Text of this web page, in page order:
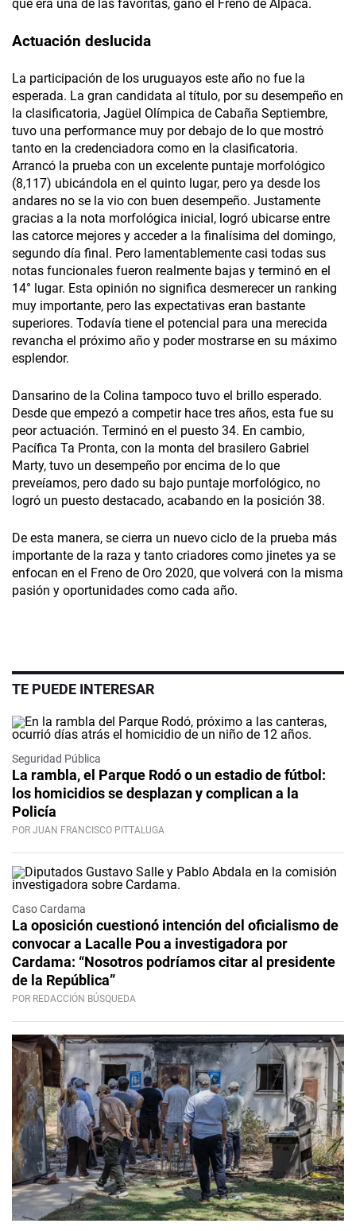
que era una de las favoritas, ganó el Freno de Alpaca.
Actuación deslucida
La participación de los uruguayos este año no fue la
esperada. La gran candidata al título, por su desempeño en
la clasificatoria, Jagüel Olímpica de Cabaña Septiembre,
tuvo una performance muy por debajo de lo que mostró
tanto en la credenciadora como en la clasificatoria.
Arrancó la prueba con un excelente puntaje morfológico
(8,117) ubicándola en el quinto lugar, pero ya desde los
andares no se la vio con buen desempeño. Justamente
gracias a la nota morfológica inicial, logró ubicarse entre
las catorce mejores y acceder a la finalísima del domingo,
segundo día final. Pero lamentablemente casi todas sus
notas funcionales fueron realmente bajas y terminó en el
14° lugar. Esta opinión no significa desmerecer un ranking
muy importante, pero las expectativas eran bastante
superiores. Todavía tiene el potencial para una merecida
revancha el próximo año y poder mostrarse en su máximo
esplendor.
Dansarino de la Colina tampoco tuvo el brillo esperado.
Desde que empezó a competir hace tres años, esta fue su
peor actuación. Terminó en el puesto 34. En cambio,
Pacífica Ta Pronta, con la monta del brasilero Gabriel
Marty, tuvo un desempeño por encima de lo que
preveíamos, pero dado su bajo puntaje morfológico, no
logró un puesto destacado, acabando en la posición 38.
De esta manera, se cierra un nuevo ciclo de la prueba más
importante de la raza y tanto criadores como jinetes ya se
enfocan en el Freno de Oro 2020, que volverá con la misma
pasión y oportunidades como cada año.
TE PUEDE INTERESAR
Seguridad Pública
La rambla, el Parque Rodó o un estadio de fútbol:
los homicidios se desplazan y complican a la
Policía
POR JUAN FRANCISCO PITTALUGA
Caso Cardama
La oposición cuestionó intención del oficialismo de
convocar a Lacalle Pou a investigadora por
Cardama: “Nosotros podríamos citar al presidente
de la República”
POR REDACCIÓN BÚSQUEDA